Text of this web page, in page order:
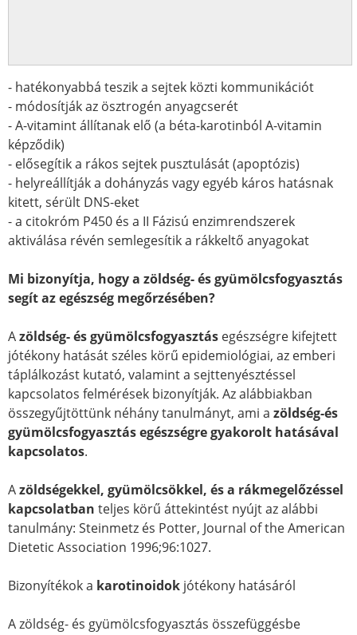
- hatékonyabbá teszik a sejtek közti kommunikációt
- módosítják az ösztrogén anyagcserét
- A-vitamint állítanak elő (a béta-karotinból A-vitamin
képződik)
- elősegítik a rákos sejtek pusztulását (apoptózis)
- helyreállítják a dohányzás vagy egyéb káros hatásnak
kitett, sérült DNS-eket
- a citokróm P450 és a II Fázisú enzimrendszerek
aktiválása révén semlegesítik a rákkeltő anyagokat
Mi bizonyítja, hogy a zöldség- és gyümölcsfogyasztás
segít az egészség megőrzésében?
Azöldség- és gyümölcsfogyasztás egészségre kifejtett
jótékony hatását széles körű epidemiológiai, az emberi
táplálkozást kutató, valamint a sejttenyésztéssel
kapcsolatos felmérések bizonyítják. Az alábbiakban
összegyűjtöttünk néhány tanulmányt, ami a zöldség-és
gyümölcsfogyasztás egészségre gyakorolt hatásával
kapcsolatos.
Azöldségekkel, gyümölcsökkel, és a rákmegelőzéssel
kapcsolatban teljes körű áttekintést nyújt az alábbi
tanulmány: Steinmetz és Potter, Journal of the American
Dietetic Association 1996;96:1027.
Bizonyítékok a karotinoidok jótékony hatásáról
A zöldség- és gyümölcsfogyasztás összefüggésbe